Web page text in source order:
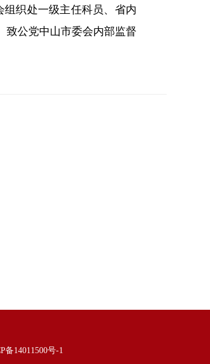
织处一级主任科员、省内
致公党中山市委会内部监督
备14011500号-1